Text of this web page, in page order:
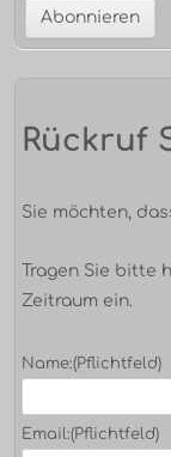
Rückruf
Sie möchten,
Tragen Sie bitte
Zeitraum ein.
Name:(Pflichtfeld)
Email:(Pflichtfeld)